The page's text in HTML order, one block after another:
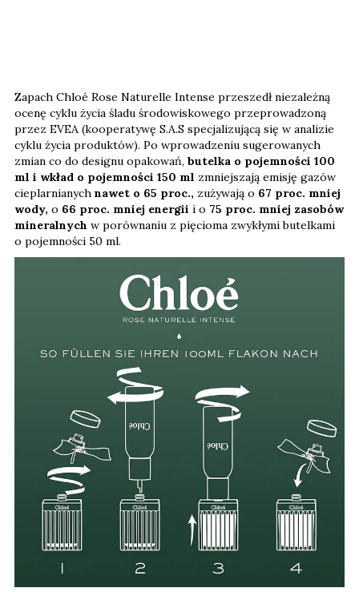
Zapach Chloé Rose Naturelle Intense przeszedł niezależną
ocenę cyklu życia śladu środowiskowego przeprowadzoną
przez EVEA (kooperatywę S.A.S specjalizującą się w analizie
cyklu życia produktów). Po wprowadzeniu sugerowanych
zmian co do designu opakowań, butelka o pojemności 100
ml i wkład o pojemności 150 ml zmniejszają emisję gazów
cieplarnianych nawet o 65 proc., zużywają o 67 proc. mniej
wody, o 66 proc. mniej energii i o 75 proc. mniej zasobów
mineralnych w porównaniu z pięcioma zwykłymi butelkami
o pojemności 50 ml.